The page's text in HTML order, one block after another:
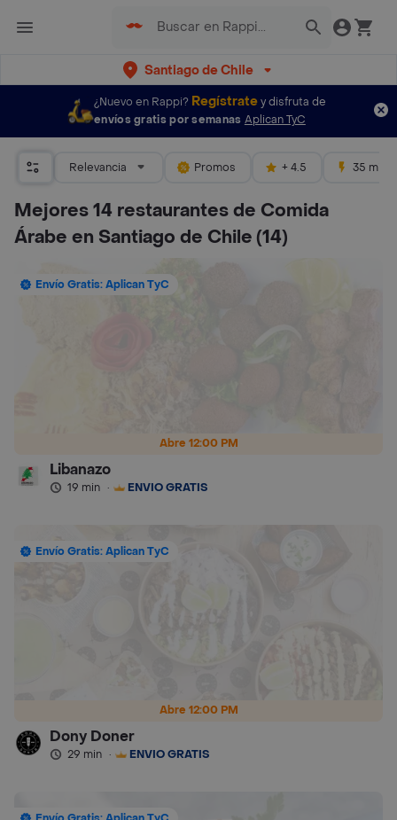
Santiago de Chile
¿Nuevo en Rappi? Regístratey disfruta de
envíos gratis por semanas Aplican TyC
Relevancia Promos + 4.5 35 mins
Mejores 14 restaurantes de Comida
Árabe en Santiago de Chile(14)
Abre 12:00 PM
Envío Gratis: Aplican TyC
Libanazo
19 min · ENVÍO GRATIS
Abre 12:00 PM
Envío Gratis: Aplican TyC
Dony Doner
29 min · ENVÍO GRATIS